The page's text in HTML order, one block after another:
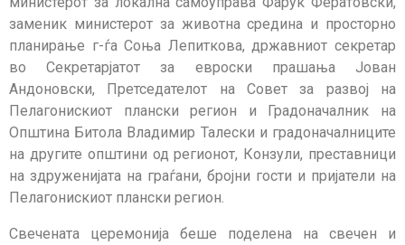
заменик министерот за животна средина и просторно
планирање г-ѓа Соња Лепиткова, државниот секретар
во Секретарјатот за евроски прашања Јован
Андоновски, Претседателот на Совет за развој на
Пелагонискиот плански регион и Градоначалник на
Општина Битола Владимир Талески и градоначалниците
на другите општини од регионот, Конзули, преставници
на здруженијата на граѓани, бројни гости и пријатели на
Пелагонискиот плански регион.
Свечената церемонија беше поделена на свечен и